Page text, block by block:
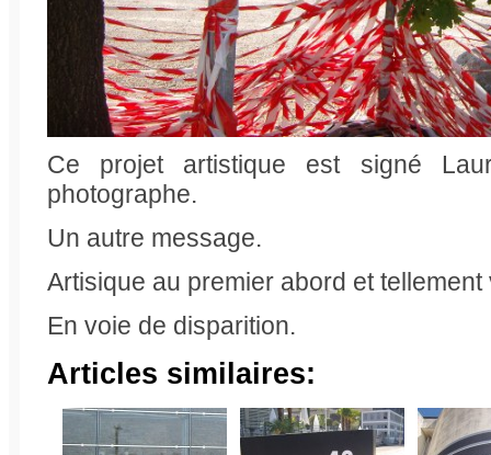
Ce projet artistique est signé
photographe.
Un autre message.
Artisique au premier abord et
En voie de disparition.
Articles similaires: